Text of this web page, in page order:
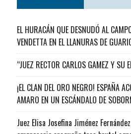
EL HURACÁN QUE DESNUDÓ AL
VENDETTA EN EL LLANURAS DE
“JUEZ RECTOR CARLOS GAMEZ Y SU
¡EL CLAN DEL ORO NEGRO! ESPAÑA
AMARO EN UN ESCÁNDALO DE
Juez Elisa Josefina Jiménez